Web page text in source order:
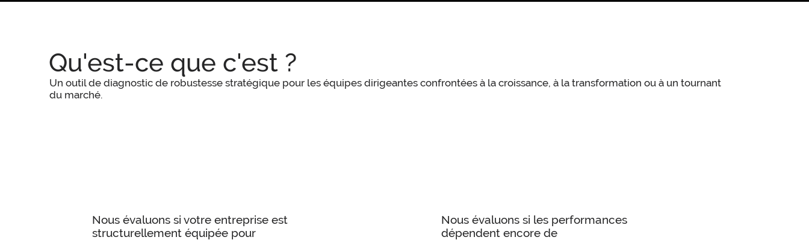
Qu'est-ce que c'est ?
Un outil de diagnostic de robustesse stratégique pour les équipes dirigeantes confrontées à la croissance, à la transformation ou à un tournant
du marché.
Nous évaluons si votre entreprise est
structurellement équipée pour
Nous évaluons si les performances
dépendent encore de